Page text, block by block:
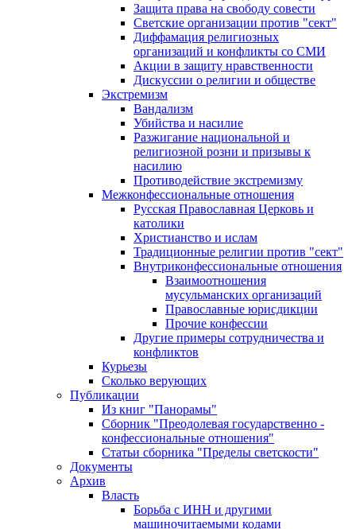
Защита права на свободу совести
Светские организации против "сект"
Диффамация религиозных
организаций и конфликты со СМИ
Акции в защиту нравственности
Дискуссии о религии и обществе
Экстремизм
Вандализм
Убийства и насилие
Разжигание национальной и
религиозной розни и призывы к
насилию
Противодействие экстремизму
Межконфессиональные отношения
Русская Православная Церковь и
католики
Христианство и ислам
Традиционные религии против "сект"
Внутриконфессиональные отношения
Взаимоотношения
мусульманских организаций
Православные юрисдикции
Прочие конфессии
Другие примеры сотрудничества и
конфликтов
Курьезы
Сколько верующих
Публикации
Из книг "Панорамы"
Сборник "Преодолевая государственно -
конфессиональные отношения"
Статьи сборника "Пределы светскости"
Документы
Архив
Власть
Борьба с ИНН и другими
машиночитаемыми кодами